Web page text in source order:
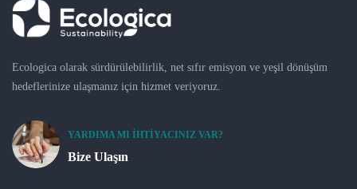
Ecologica olarak sürdürülebilirlik, net sıfır emisyon ve yeşil dönüşüm
hedeflerinize ulaşmanız için hizmet veriyoruz.
YARDIMA MI İHTIYACINIZ VAR?
Bize Ulaşın